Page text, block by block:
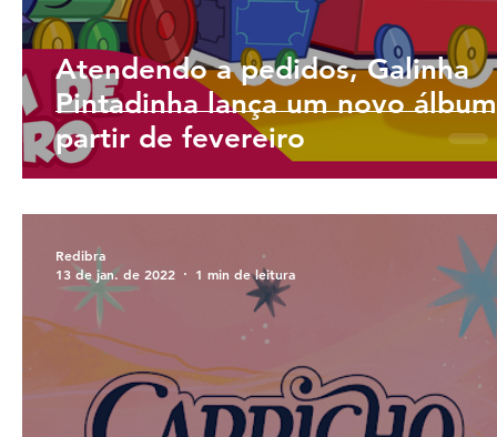
Atendendo a pedidos, Galinha
Pintadinha lança um novo
partir de fevereiro
Redibra
13 de jan. de 2022
1 min de leitura